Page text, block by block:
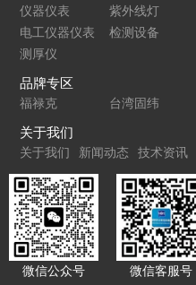
仪器仪表 紫外线灯
电工仪器仪表
检测设备
测厚仪
品牌专区
福禄克 台湾固纬
关于我们
关于我们 新闻动态 技术资讯
微信公众号 微信客服号